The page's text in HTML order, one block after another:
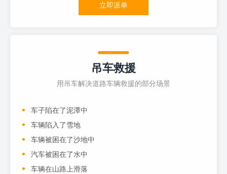
立即派单
吊车救援
用吊车解决道路车辆救援的部分场景
车子陷在了泥潭中
车辆陷入了雪地
车辆被困在了沙地中
汽车被困在了水中
车辆在山路上滑落